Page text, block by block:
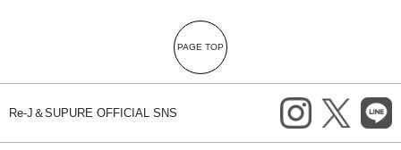
PAGE TOP
Re-J＆SUPURE OFFICIAL SNS
instagram